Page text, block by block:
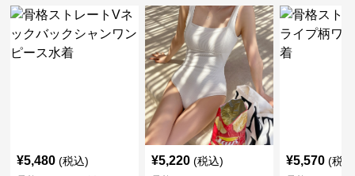
¥5,480 (税込) ¥5,220 (税込) ¥5,570 (税